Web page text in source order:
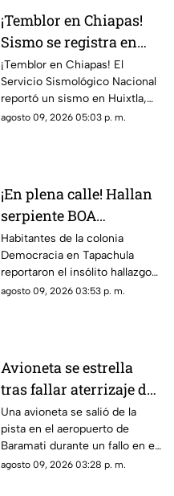
¡Temblor en Chiapas!
Sismo se registra en
Huixtla HOY: epicentro
y magnitud
¡Temblor en Chiapas! El
Servicio Sismológico Nacional
reportó un sismo en Huixtla,
Chiapas. Aquí te contamos
agosto 09, 2026 05:03 p. m.
¡En plena calle! Hallan
serpiente BOA
constrictor en
Tapachula, Chiapas
Habitantes de la colonia
Democracia en Tapachula
reportaron el insólito hallazgo
de una boa de gran tamaño en
agosto 09, 2026 03:53 p. m.
Avioneta se estrella
tras fallar aterrizaje de
emergencia en India
(VIDEOS)
Una avioneta se salió de la
pista en el aeropuerto de
Baramati durante un fallo en el
aterrizaje, por lo que terminó
agosto 09, 2026 03:28 p. m.